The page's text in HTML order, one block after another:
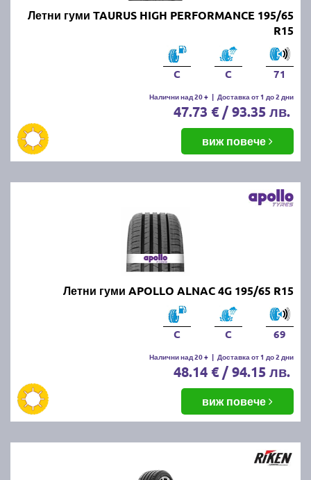
Летни гуми TAURUS HIGH PERFORMANCE 195/65
R15
C C 71
Налични над 20 + | Доставка от 1 до 2 дни
47.73 € / 93.35 лв.
виж повече
Летни гуми APOLLO ALNAC 4G 195/65 R15
C C 69
Налични над 20 + | Доставка от 1 до 2 дни
48.14 € / 94.15 лв.
виж повече